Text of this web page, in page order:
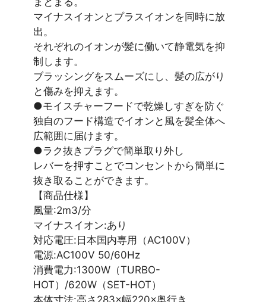
マイナスイオンとプラスイオンを同時に放
出。
それぞれのイオンが髪に働いて静電気を抑
制します。
ブラッシングをスムーズにし、髪の広がり
と傷みを抑えます。
●モイスチャーフードで乾燥しすぎを防ぐ
独自のフード構造でイオンと風を髪全体へ
広範囲に届けます。
●ラク抜きプラグで簡単取り外し
レバーを押すことでコンセントから簡単に
抜き取ることができます。
【商品仕様】
風量:2m3/分
マイナスイオン:あり
対応電圧:日本国内専用（AC100V）
電源:AC100V 50/60Hz
消費電力:1300W（TURBO-
HOT）/620W（SET-HOT）